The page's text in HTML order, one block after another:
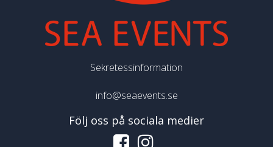
Sekretessinformation
info@seaevents.se
Följ oss på sociala medier